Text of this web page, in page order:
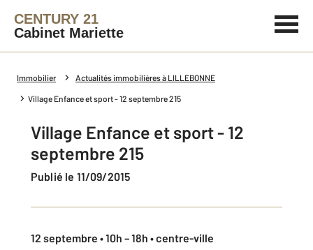
CENTURY 21
Cabinet Mariette
Immobilier Actualités immobilières à LILLEBONNE
Village Enfance et sport - 12 septembre 215
Village Enfance et sport - 12
septembre 215
Publié le 11/09/2015
12 septembre • 10h – 18h • centre-ville